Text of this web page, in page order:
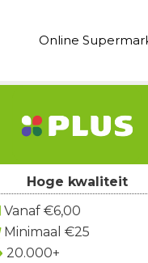
Online
Hoge kwaliteit
Vanaf €6,00
Minimaal €25
20.000+